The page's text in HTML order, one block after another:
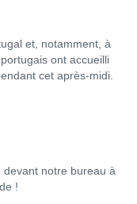
et, notamment, à
ont accueilli
cet après-midi.
devant notre bureau à
!